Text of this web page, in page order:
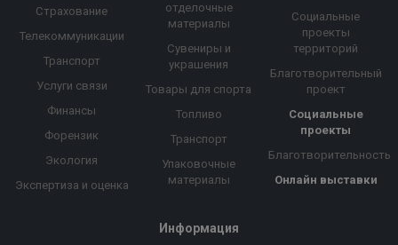
Страхование
Телекоммуникации
Транспорт
Услуги связи
Финансы
Форензик
Экология
Экспертиза и оценка
отделочные
материалы
Сувениры и
украшения
Товары для спорта
Топливо
Транспорт
Упаковочные
материалы
Социальные
проекты
территорий
Благотворительный
проект
Социальные
проекты
Благотворительность
Онлайн выставки
Информация